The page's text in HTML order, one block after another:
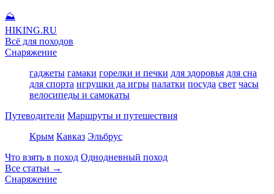
⛰
HIKING.RU
Всё для походов
Снаряжение
гаджеты гамаки горелки и печки для здоровья для сна
для спорта игрушки да игры палатки посуда свет часы
велосипеды и самокаты
Путеводители Маршруты и путешествия
Крым Кавказ Эльбрус
Что взять в поход Однодневный поход
Все статьи →
Снаряжение